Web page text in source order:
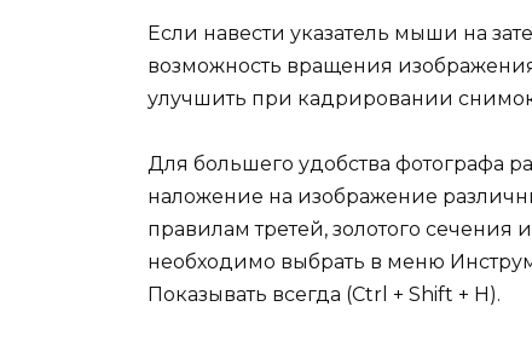
Если навести указатель мыши на
возможность вращения
улучшить при кадрировании
Для большего удобства фотографа
наложение на изображение
правилам третей, золотого сечения
необходимо выбрать в меню
Показывать всегда (Ctrl + Shift + H).